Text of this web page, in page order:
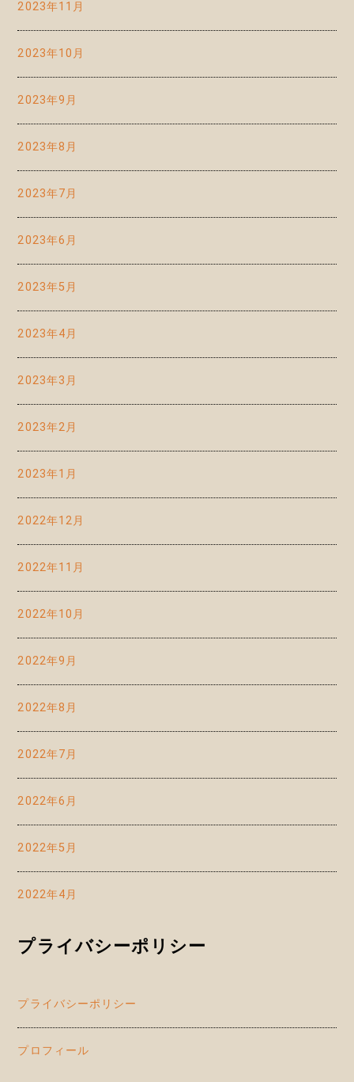
2023年11月
2023年10月
2023年9月
2023年8月
2023年7月
2023年6月
2023年5月
2023年4月
2023年3月
2023年2月
2023年1月
2022年12月
2022年11月
2022年10月
2022年9月
2022年8月
2022年7月
2022年6月
2022年5月
2022年4月
プライバシーポリシー
プライバシーポリシー
プロフィール